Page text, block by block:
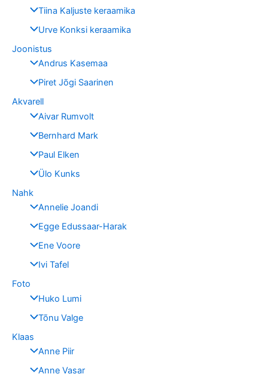
Tiina Kaljuste keraamika
Urve Konksi keraamika
Joonistus
Andrus Kasemaa
Piret Jõgi Saarinen
Akvarell
Aivar Rumvolt
Bernhard Mark
Paul Elken
Ülo Kunks
Nahk
Annelie Joandi
Egge Edussaar-Harak
Ene Voore
Ivi Tafel
Foto
Huko Lumi
Tõnu Valge
Klaas
Anne Piir
Anne Vasar